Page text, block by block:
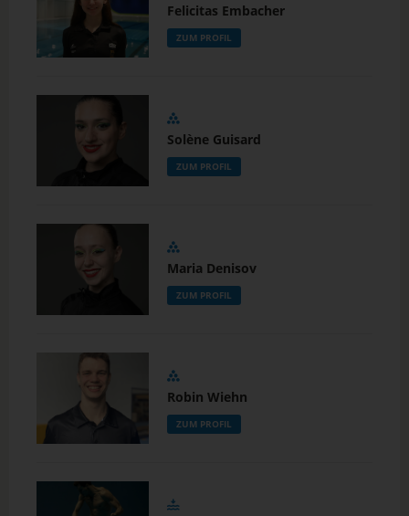
Felicitas Embacher
ZUM PROFIL
Solène Guisard
ZUM PROFIL
Maria Denisov
ZUM PROFIL
Robin Wiehn
ZUM PROFIL